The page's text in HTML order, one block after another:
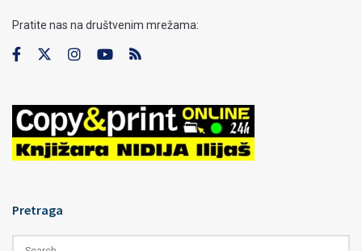
Pratite nas na društvenim mrežama:
Pretraga